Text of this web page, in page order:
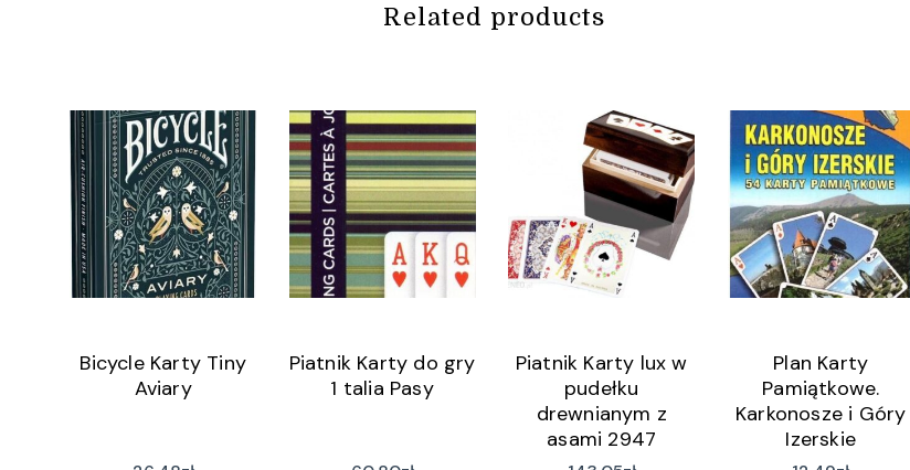
Related products
Bicycle Karty Tiny
Aviary
Piatnik Karty do gry
1 talia Pasy
Piatnik Karty lux w
pudełku
drewnianym z
asami 2947
Plan Karty
Pamiątkowe.
Karkonosze i Góry
Izerskie